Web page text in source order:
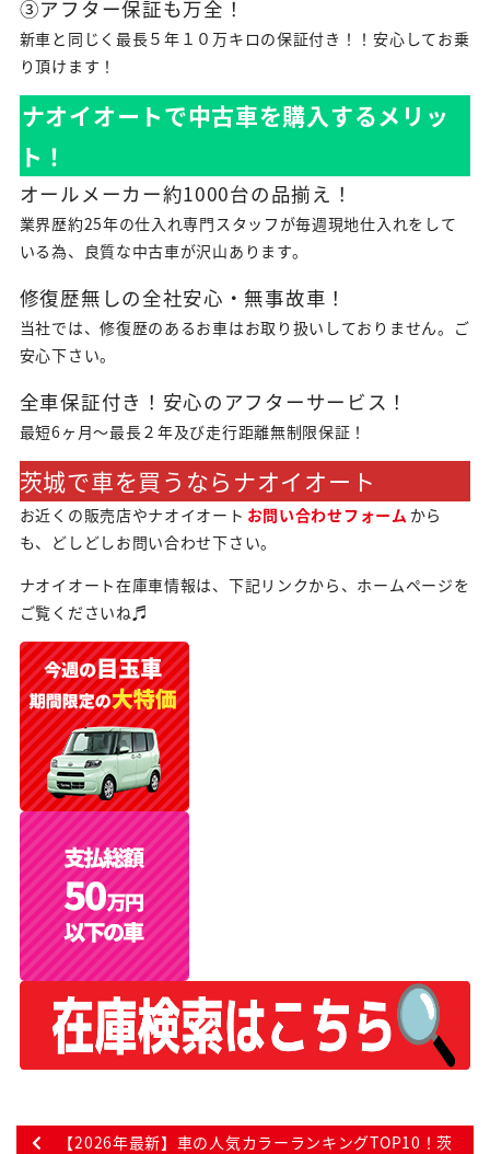
③アフター保証も万全！
新車と同じく最長５年１０万キロの保証付き！！安心してお乗
り頂けます！
ナオイオートで中古車を購入するメリッ
ト！
オールメーカー約1000台の品揃え！
業界歴約25年の仕入れ専門スタッフが毎週現地仕入れをして
いる為、良質な中古車が沢山あります。
修復歴無しの全社安心・無事故車！
当社では、修復歴のあるお車はお取り扱いしておりません。ご
安心下さい。
全車保証付き！安心のアフターサービス！
最短6ヶ月～最長２年及び走行距離無制限保証！
茨城で車を買うならナオイオート
お近くの販売店やナオイオート お問い合わせフォーム から
も、どしどしお問い合わせ下さい。
ナオイオート在庫車情報は、下記リンクから、ホームページを
ご覧くださいね♬
【2026年最新】車の人気カラーランキングTOP10！茨